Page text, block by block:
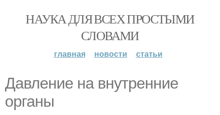
НАУКА ДЛЯ ВСЕХ ПРОСТЫМИ
СЛОВАМИ
главная новости статьи
Давление на внутренние
органы